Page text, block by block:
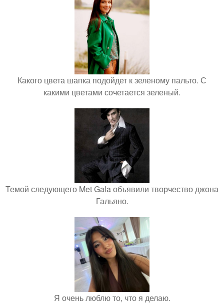
Какого цвета шапка подойдет к зеленому пальто. С
какими цветами сочетается зеленый.
Темой следующего Met Gala объявили творчество джона
Гальяно.
Я очень люблю то, что я делаю.